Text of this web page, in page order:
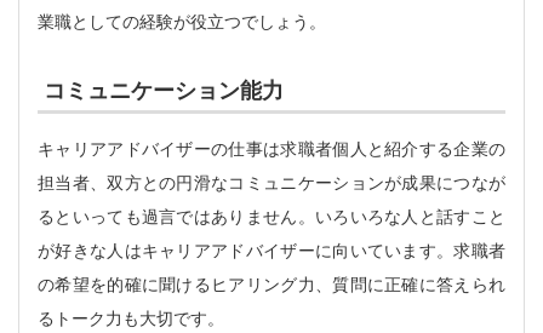
業職としての経験が役立つでしょう。
コミュニケーション能力
キャリアアドバイザーの仕事は求職者個人と紹介する企業の
担当者、双方との円滑なコミュニケーションが成果につなが
るといっても過言ではありません。いろいろな人と話すこと
が好きな人はキャリアアドバイザーに向いています。求職者
の希望を的確に聞けるヒアリング力、質問に正確に答えられ
るトーク力も大切です。